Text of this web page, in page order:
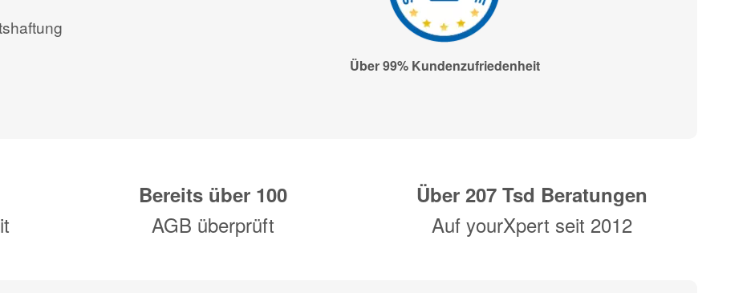
Über 99% Kundenzufriedenheit
Bereits über 100
AGB überprüft
Über207 Tsd Beratungen
Auf yourXpert seit 2012